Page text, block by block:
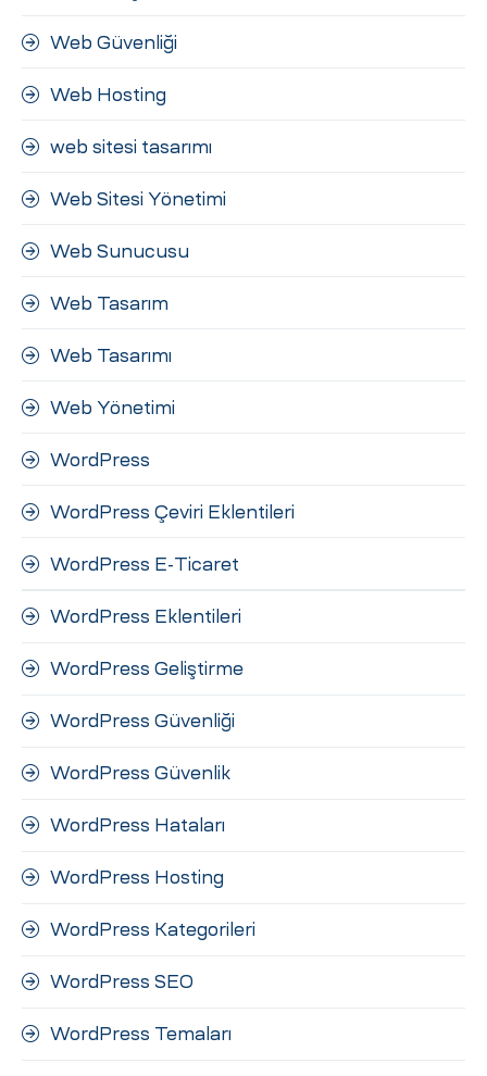
Web Güvenliği
Web Hosting
web sitesi tasarımı
Web Sitesi Yönetimi
Web Sunucusu
Web Tasarım
Web Tasarımı
Web Yönetimi
WordPress
WordPress Çeviri Eklentileri
WordPress E-Ticaret
WordPress Eklentileri
WordPress Geliştirme
WordPress Güvenliği
WordPress Güvenlik
WordPress Hataları
WordPress Hosting
WordPress Kategorileri
WordPress SEO
WordPress Temaları